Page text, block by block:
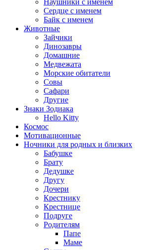
Сердце с именем
Байк с именем
Животные
Зайчики
Динозавры
Домашние
Медвежата
Морские обитатели
Совы
Сафари
Другие
Знаки Зодиака
Hello Kitty
Космос
Мотивационные
Ночники для родных и близких
Бабушке
Брату
Дедушке
Другу
Дочери
Крестнику
Крестнице
Подруге
Родителям
Папе
Маме